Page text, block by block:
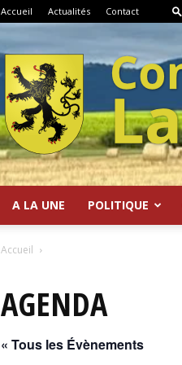
Accueil Actualités Contact
A LA UNE POLITIQUE
Accueil
AGENDA
« Tous les Évènements